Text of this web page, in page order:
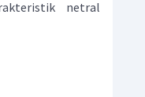
netral